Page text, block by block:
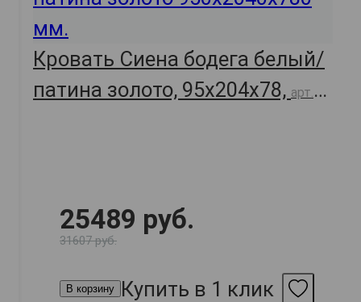
Кровать Сиена бодега белый/
патина золото, 95х204х78, арт.
25489 руб.
31607 руб.
В корзину Купить в 1 клик